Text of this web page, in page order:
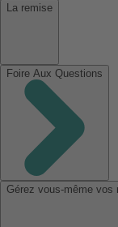
La remise
Foire Aux Questions
Gérez vous-même vos